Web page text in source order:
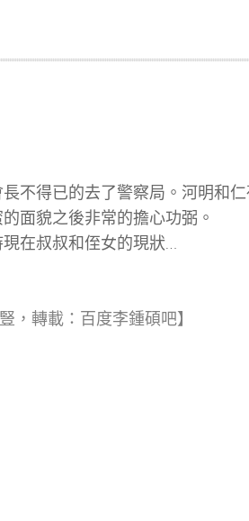
不得已的去了警察局。河明和
面貌之後非常的擔心功弼。
在叔叔和侄女的現狀…
， 轉載： 百度李鍾碩吧】